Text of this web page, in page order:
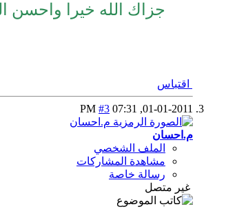
جزاك الله خيرا واحسن
اقتباس
01-01-2011,
07:31 PM
#3
م.احسان
الملف الشخصي
مشاهدة المشاركات
رسالة خاصة
غير متصل